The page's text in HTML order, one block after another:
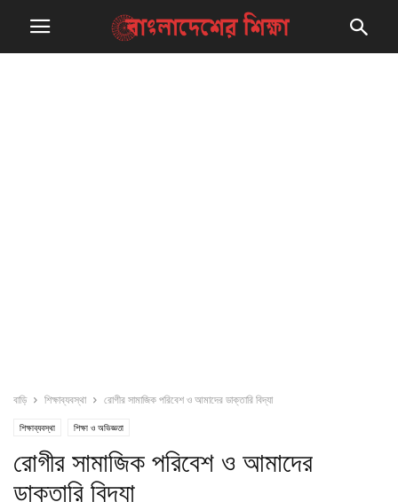
বাড়ি শিক্ষাব্যবস্থা রোগীর সামাজিক পরিবেশ ও আমাদের ডাক্তারি বিদ্যা
শিক্ষাব্যবস্থা শিক্ষা ও অভিজ্ঞতা
রোগীর সামাজিক পরিবেশ ও আমাদের
ডাক্তারি বিদ্যা